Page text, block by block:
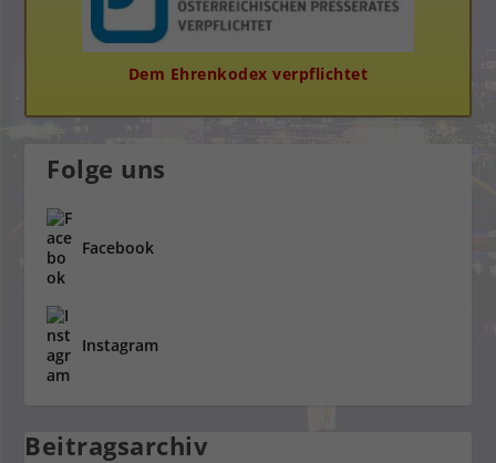
Dem Ehrenkodex verpflichtet
Folge uns
Facebook
Instagram
Beitragsarchiv